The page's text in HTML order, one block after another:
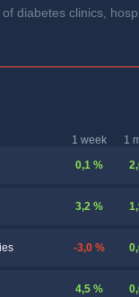
diabetes clinics,
1 week
1
0,1 %
3,2 %
-3,0 %
4,5 %